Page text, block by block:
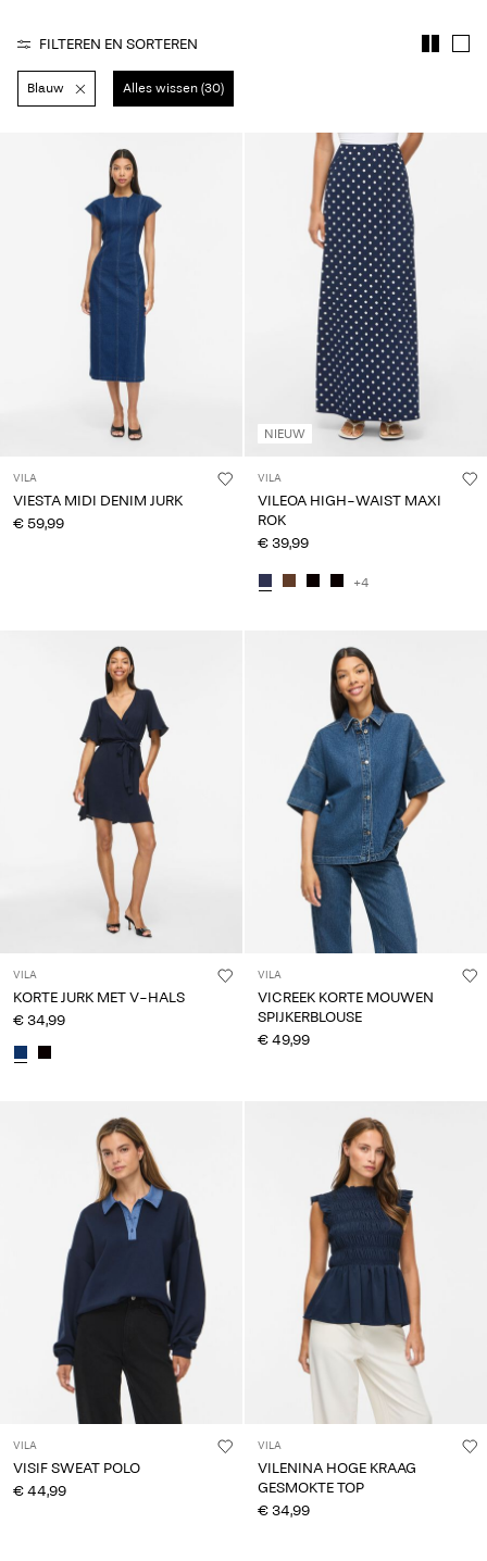
vragen?
Over
ons
Nederlands
FILTEREN EN SORTEREN
Blauw Alles wissen (30)
VILA
VIESTA MIDI DENIM JURK
€ 59,99
NIEUW
VILA
VILEOA HIGH-WAIST MAXI
ROK
€ 39,99
+4
VILA
KORTE JURK MET V-HALS
€ 34,99
VILA
VICREEK KORTE MOUWEN
SPIJKERBLOUSE
€ 49,99
VILA
VISIF SWEAT POLO
€ 44,99
VILA
VILENINA HOGE KRAAG
GESMOKTE TOP
€ 34,99